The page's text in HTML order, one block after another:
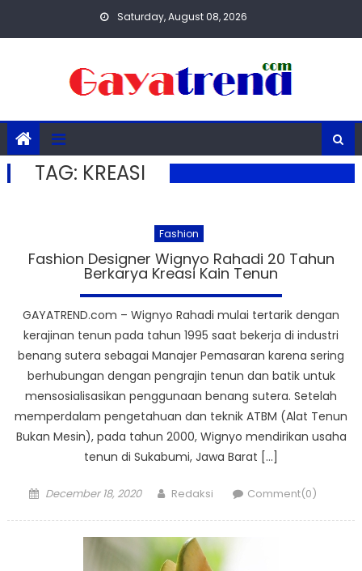
Saturday, August 08, 2026
TAG: KREASI
Fashion
Fashion Designer Wignyo Rahadi 20 Tahun
Berkarya Kreasi Kain Tenun
GAYATREND.com – Wignyo Rahadi mulai tertarik dengan
kerajinan tenun pada tahun 1995 saat bekerja di industri
benang sutera sebagai Manajer Pemasaran karena sering
berhubungan dengan pengrajin tenun dan batik untuk
mensosialisasikan penggunaan benang sutera. Setelah
memperdalam pengetahuan dan teknik ATBM (Alat Tenun
Bukan Mesin), pada tahun 2000, Wignyo mendirikan usaha
tenun di Sukabumi, Jawa Barat […]
Posted
December 18, 2020 Author
Redaksi Comment(0)